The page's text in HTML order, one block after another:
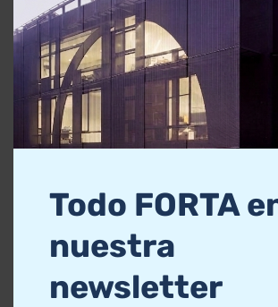
los espacios publicitarios a
GALEGA, así como por
emisoras de radio titularidad de
Convocatoria del Martes 9 de Julio
Anuncio Convocatoria.
Acuerdo de Adjudicación
Acuerdo de Formalización
Todo FORTA
nuestra
newsletter